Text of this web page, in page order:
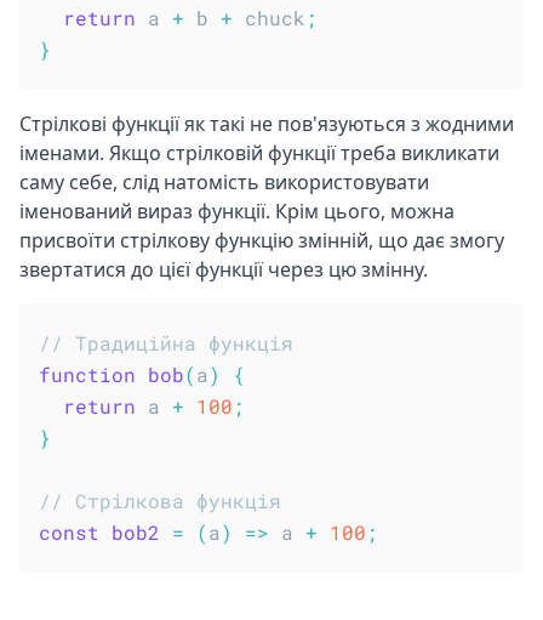
return a + b + chuck ;
}
Стрілкові функції як такі не пов'язуються з жодними
іменами. Якщо стрілковій функції треба викликати
саму себе, слід натомість використовувати
іменований вираз функції. Крім цього, можна
присвоїти стрілкову функцію змінній, що дає змогу
звертатися до цієї функції через цю змінну.
// Традиційна функція
function bob(a)
{
return a + 100 ;
}
// Стрілкова функція
const
bob2 = (a) => a + 100 ;